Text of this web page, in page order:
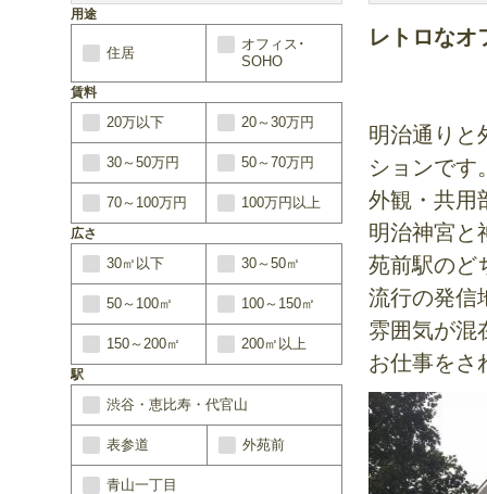
レトロなオ
明治通りと
ションです
外観・共用
明治神宮と
苑前駅のど
流行の発信
雰囲気が混
お仕事をさ
用途
住居
オフィス･
SOHO
賃料
20万以下 20～30万円
30～50万円 50～70万円
70～100万円 100万円以上
広さ
30㎡以下 30～50㎡
50～100㎡ 100～150㎡
150～200㎡ 200㎡以上
駅
渋谷・恵比寿・代官山
表参道 外苑前
青山一丁目